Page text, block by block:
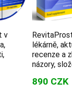
v
lékárně,
recenze a
názory,
890 CZK